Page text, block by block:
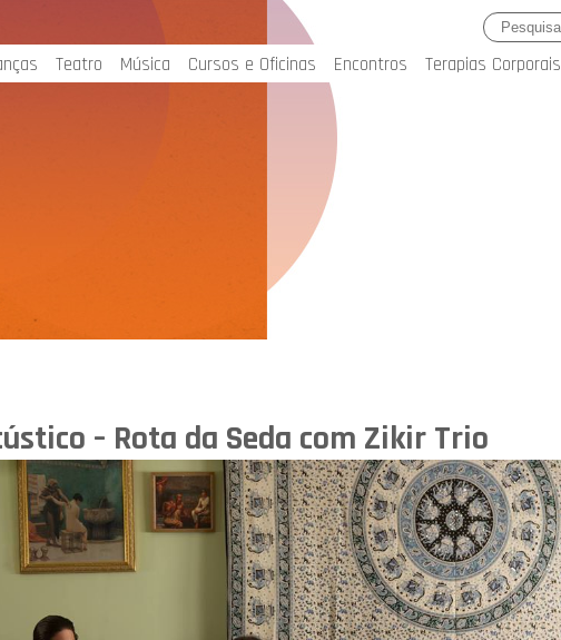
Teatro Música Cursos e Oficinas Encontros Terapias Corporais
– Rota da Seda com Zikir Trio